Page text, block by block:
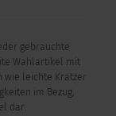
gebrauchte
Wahlartikel mit
wie leichte Kratzer
im Bezug,
dar.